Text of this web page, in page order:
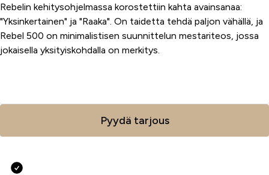
Rebelin kehitysohjelmassa korostettiin kahta avainsanaa:
"Yksinkertainen" ja "Raaka". On taidetta tehdä paljon vähällä, ja
Rebel 500 on minimalistisen suunnittelun mestariteos, jossa
jokaisella yksityiskohdalla on merkitys.
Pyydä tarjous